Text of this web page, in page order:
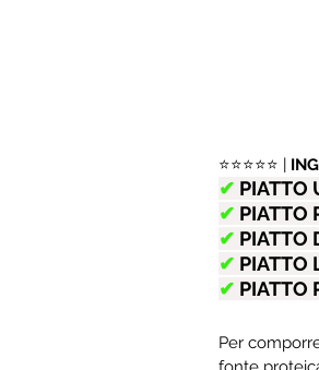
⭐️⭐️⭐️⭐️⭐️ |
✔︎
✔︎ PIATTO
✔︎
✔︎
✔︎ PIATTO
Per